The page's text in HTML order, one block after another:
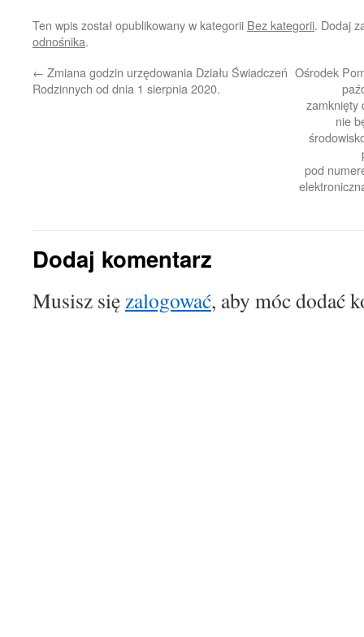
Ten wpis został opublikowany w kategorii Bez kategorii. Dodaj
odnośnika.
← Zmiana godzin urzędowania Działu Świadczeń
Rodzinnych od dnia 1 sierpnia 2020.
Ośrodek
zamknięty
nie
pod
Dodaj komentarz
Musisz sięzalogować, aby móc dodać